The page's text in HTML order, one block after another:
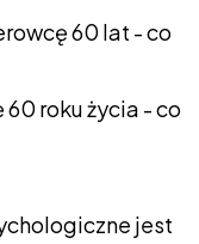
60 lat - co
roku życia - co
jest